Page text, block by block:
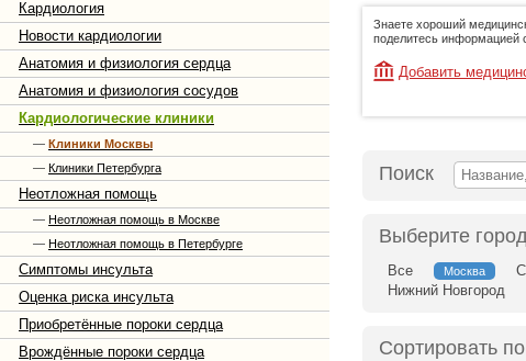
Кардиология
Новости кардиологии
Анатомия и физиология сердца
Анатомия и физиология сосудов
Кардиологические клиники
— Клиники Москвы
— Клиники Петербурга
Неотложная помощь
— Неотложная помощь в Москве
— Неотложная помощь в Петербурге
Симптомы инсульта
Оценка риска инсульта
Приобретённые пороки сердца
Врождённые пороки сердца
Знаете хороший
поделитесь информацией
Добавить
Поиск
Выберите
Все Москва
Нижний Новгород
Сортировать по